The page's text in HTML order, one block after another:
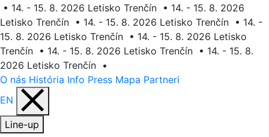
• 14. - 15. 8. 2026 Letisko Trenčín • 14. - 15. 8. 2026
Letisko Trenčín • 14. - 15. 8. 2026 Letisko Trenčín • 14. -
15. 8. 2026 Letisko Trenčín • 14. - 15. 8. 2026 Letisko
Trenčín • 14. - 15. 8. 2026 Letisko Trenčín • 14. - 15. 8.
2026 Letisko Trenčín •
O nás História Info Press Mapa Partneri
EN
Line-up